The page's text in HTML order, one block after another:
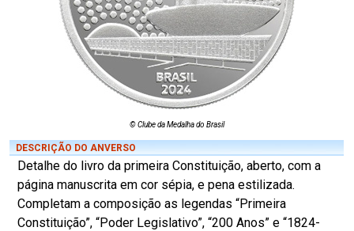
© Clube da Medalha do Brasil
DESCRIÇÃO DO ANVERSO
Detalhe do livro da primeira Constituição, aberto, com a
página manuscrita em cor sépia, e pena estilizada.
Completam a composição as legendas “Primeira
Constituição”, “Poder Legislativo”, “200 Anos” e “1824-